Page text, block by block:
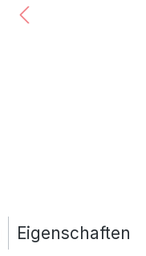
Eigenschaften